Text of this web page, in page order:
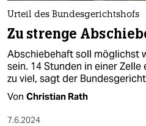
Urteil des Bundesgerichtshofs
Zu strenge
Abschiebehaft soll möglichst
sein. 14 Stunden in einer
zu viel, sagt der
Von Christian Rath
7.6.2024